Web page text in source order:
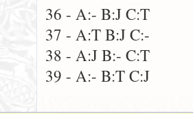
36 - A:- B:J C:T
37 - A:T B:J C:-
38 - A:J B:- C:T
39 - A:- B:T C:J